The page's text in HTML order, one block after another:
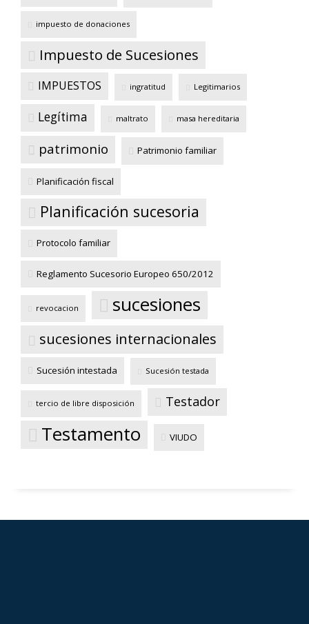
impuesto de donaciones
Impuesto de Sucesiones
IMPUESTOS ingratitud Legitimarios
Legítima maltrato masa hereditaria
patrimonio Patrimonio familiar
Planificación fiscal
Planificación sucesoria
Protocolo familiar
Reglamento Sucesorio Europeo 650/2012
revocacion sucesiones
sucesiones internacionales
Sucesión intestada Sucesión testada
tercio de libre disposición Testador
Testamento VIUDO